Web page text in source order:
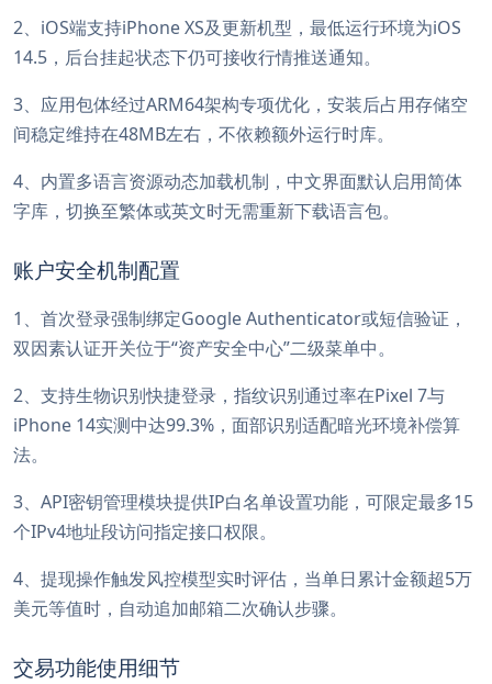
2、iOS端支持iPhone XS及更新机型，最低运行环境为iOS
14.5，后台挂起状态下仍可接收行情推送通知。
3、应用包体经过ARM64架构专项优化，安装后占用存储空
间稳定维持在48MB左右，不依赖额外运行时库。
4、内置多语言资源动态加载机制，中文界面默认启用简体
字库，切换至繁体或英文时无需重新下载语言包。
账户安全机制配置
1、首次登录强制绑定Google Authenticator或短信验证，
双因素认证开关位于“资产安全中心”二级菜单中。
2、支持生物识别快捷登录，指纹识别通过率在Pixel 7与
iPhone 14实测中达99.3%，面部识别适配暗光环境补偿算
法。
3、API密钥管理模块提供IP白名单设置功能，可限定最多15
个IPv4地址段访问指定接口权限。
4、提现操作触发风控模型实时评估，当单日累计金额超5万
美元等值时，自动追加邮箱二次确认步骤。
交易功能使用细节